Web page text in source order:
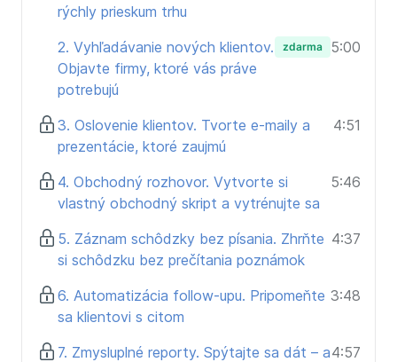
pre obchodníkov, ktorí chcú byť o krok vpred
pre tímy hľadajúce úsporu času aj nové spôsoby
pre všetkých, ktorí chcú využiť AI prakticky – bez
Výsledok?
výsledky.
Začnite využívať AI vo svojom predaji už dnes –
prakticky, zrozumiteľne a tak, aby to dávalo zmysel.
rýchly prieskum trhu
2. Vyhľadávanie nových klientov.
Objavte firmy, ktoré vás práve
potrebujú
zdarma 5:00
3. Oslovenie klientov. Tvorte e-maily a
prezentácie, ktoré zaujmú
4:51
4. Obchodný rozhovor. Vytvorte si
vlastný obchodný skript a vytrénujte sa
5:46
5. Záznam schôdzky bez písania. Zhrňte
si schôdzku bez prečítania poznámok
4:37
6. Automatizácia follow-upu. Pripomeňte
sa klientovi s citom
3:48
7. Zmysluplné reporty. Spýtajte sa dát – a4:57